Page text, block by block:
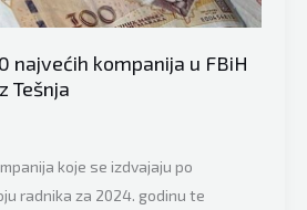
najvećih kompanija u FBiH
Tešnja
koje se izdvajaju po
radnika za 2024. godinu te